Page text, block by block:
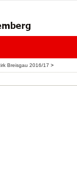
Breisgau 2016/17 >